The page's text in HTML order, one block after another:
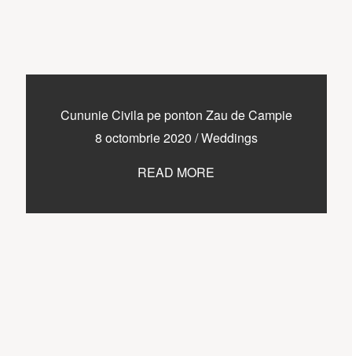
Cununie Civila pe ponton Zau de Campie
8 octombrie 2020 /Weddings
READ MORE